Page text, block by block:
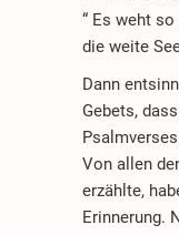
“ Es weht
die weite
Dann
Gebets,
Von allen
erzählte,
Erinnerung.